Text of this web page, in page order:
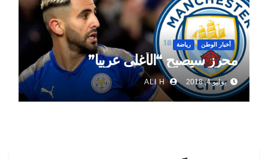
أخبار الوطن رياضة
محرز سيصبح “الأغلى عربيا”
يوليو 4, 2018 ALI H